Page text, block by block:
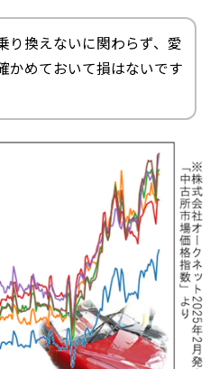
り換えないに関わらず、愛
かめておいて損はないです